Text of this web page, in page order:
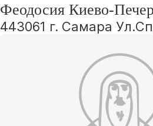
Феодосия Киево-
443061 г. Самара